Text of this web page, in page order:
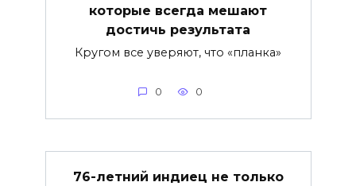
которые всегда мешают
достичь результата
Кругом все уверяют, что «планка»
0 0
76-летний индиец не только